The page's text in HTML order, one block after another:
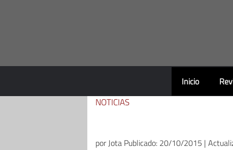
Inicio
NOTICIAS
porJota Publicado: 20/10/2015 |